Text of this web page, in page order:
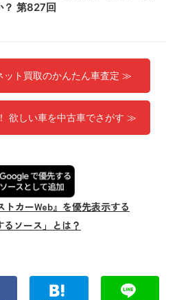
？ 第827回
ット買取のかんたん車査定 ≫
欲しい車を中古車でさがす ≫
トカーWeb』を優先表示する
るソース」とは？